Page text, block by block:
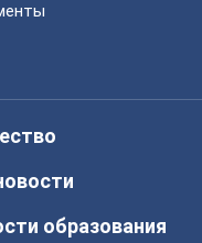
образования